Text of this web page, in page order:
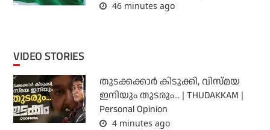
46 minutes ago
VIDEO STORIES
തുടക്കക്കാര്‍ കിടുക്കി, വിസ്മയ
ഇനിയും തുടരും... | THUDAKKAM |
Personal Opinion
4 minutes ago